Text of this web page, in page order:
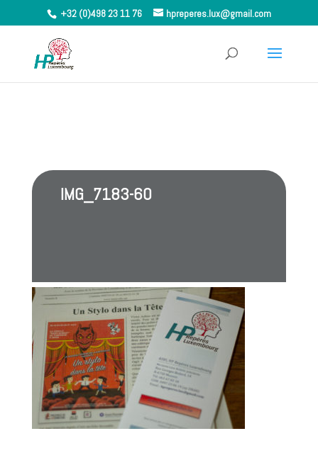
+32 (0)498 23 11 76 hpreperes.lux@gmail.com
IMG_7183-60